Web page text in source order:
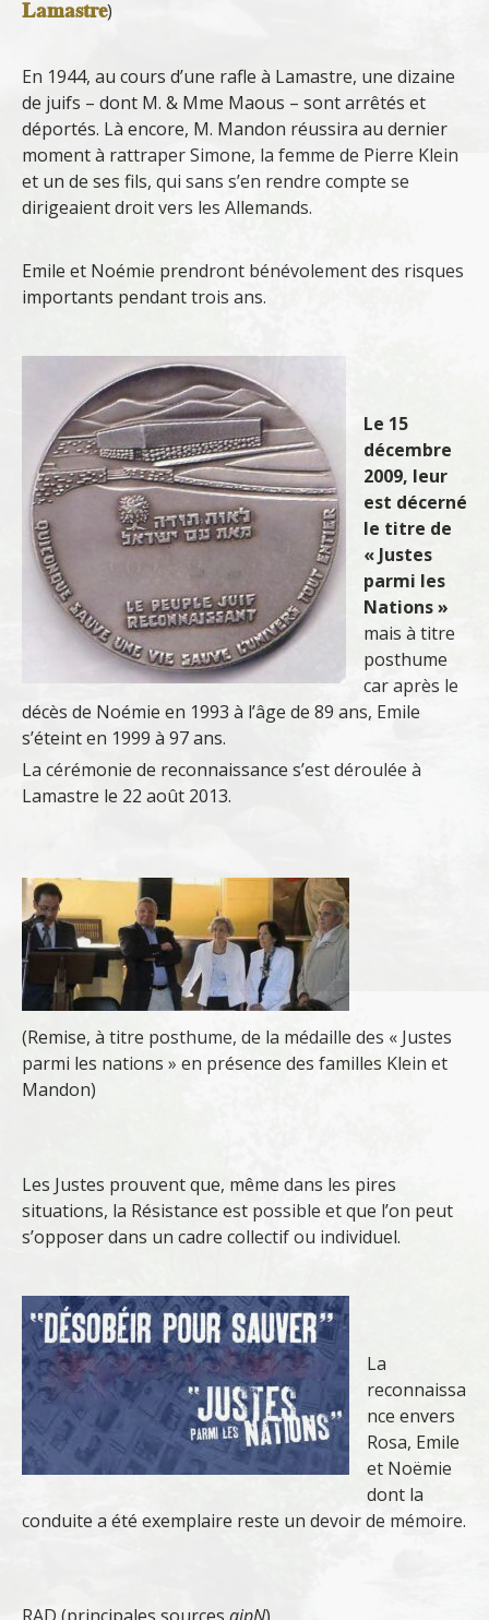
Lamastre)
En 1944, au cours d’une rafle à Lamastre, une dizaine
de juifs – dont M. & Mme Maous – sont arrêtés et
déportés. Là encore, M. Mandon réussira au dernier
moment à rattraper Simone, la femme de Pierre Klein
et un de ses fils, qui sans s’en rendre compte se
dirigeaient droit vers les Allemands.
Emile et Noémie prendront bénévolement des risques
importants pendant trois ans.
Le 15
décembre
2009, leur
est décerné
le titre de
« Justes
parmi les
Nations »
mais à titre
posthume
car après le
décès de Noémie en 1993 à l’âge de 89 ans, Emile
s’éteint en 1999 à 97 ans.
La cérémonie de reconnaissance s’est déroulée à
Lamastre le 22 août 2013.
(Remise, à titre posthume, de la médaille des « Justes
parmi les nations » en présence des familles Klein et
Mandon)
Les Justes prouvent que, même dans les pires
situations, la Résistance est possible et que l’on peut
s’opposer dans un cadre collectif ou individuel.
La
reconnaissa
nce envers
Rosa, Emile
et Noëmie
dont la
conduite a été exemplaire reste un devoir de mémoire.